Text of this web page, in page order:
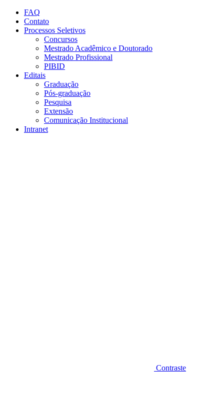
Conteúdo principal
FAQ
Contato
Processos Seletivos
Concursos
Mestrado Acadêmico e Doutorado
Mestrado Profissional
PIBID
Editais
Graduação
Pós-graduação
Pesquisa
Extensão
Comunicação Institucional
Intranet
Contraste